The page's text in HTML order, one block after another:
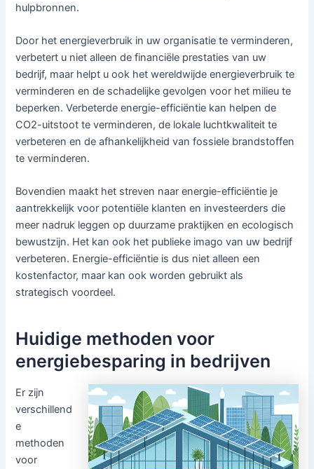
hulpbronnen.
Door het energieverbruik in uw organisatie te verminderen,
verbetert u niet alleen de financiële prestaties van uw
bedrijf, maar helpt u ook het wereldwijde energieverbruik te
verminderen en de schadelijke gevolgen voor het milieu te
beperken. Verbeterde energie-efficiëntie kan helpen de
CO2-uitstoot te verminderen, de lokale luchtkwaliteit te
verbeteren en de afhankelijkheid van fossiele brandstoffen
te verminderen.
Bovendien maakt het streven naar energie-efficiëntie je
aantrekkelijk voor potentiële klanten en investeerders die
meer nadruk leggen op duurzame praktijken en ecologisch
bewustzijn. Het kan ook het publieke imago van uw bedrijf
verbeteren. Energie-efficiëntie is dus niet alleen een
kostenfactor, maar kan ook worden gebruikt als
strategisch voordeel.
Huidige methoden voor
energiebesparing in bedrijven
Er zijn
verschillend
e
methoden
voor